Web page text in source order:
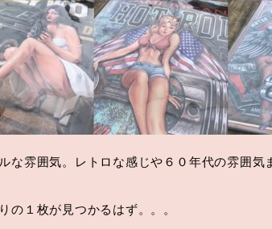
な雰囲気。レトロな感じや６０年代の雰囲気
の１枚が見つかるはず。。。